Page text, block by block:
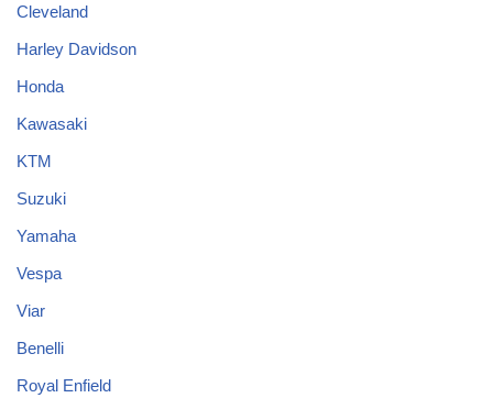
Cleveland
Harley Davidson
Honda
Kawasaki
KTM
Suzuki
Yamaha
Vespa
Viar
Benelli
Royal Enfield